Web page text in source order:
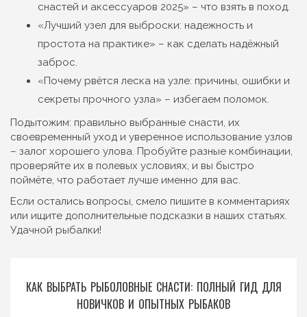
снастей и аксессуаров 2025» – что взять в поход.
«Лучший узел для выброски: надежность и
простота на практике» – как сделать надёжный
заброс.
«Почему рвётся леска на узле: причины, ошибки и
секреты прочного узла» – избегаем поломок.
Подытожим: правильно выбранные снасти, их
своевременный уход и уверенное использование узлов
– залог хорошего улова. Пробуйте разные комбинации,
проверяйте их в полевых условиях, и вы быстро
поймёте, что работает лучше именно для вас.
Если остались вопросы, смело пишите в комментариях
или ищите дополнительные подсказки в наших статьях.
Удачной рыбалки!
КАК ВЫБРАТЬ РЫБОЛОВНЫЕ СНАСТИ: ПОЛНЫЙ ГИД ДЛЯ
НОВИЧКОВ И ОПЫТНЫХ РЫБАКОВ